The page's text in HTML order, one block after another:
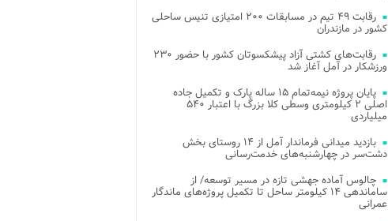
رقابت ۴۹ تیم در مسابقات ۲۰۰ امتیازی تنیس ساحلی
کشور در مازندران
رقابت‌های کشتی آزاد پیشکسوتان کشور با حضور ۲۳۰
ورزشکار در آمل آغاز شد
پایان پروژه نیمه‌تمام ۱۵ ساله پارک و تکمیل جاده
اصلی ۲ کیلومتری وسطی کلا بزرگ با اعتبار ۵۴۰
میلیاردی
بازدید میدانی فرماندار آمل از ۱۴ روستای بخش
دشت‌سر در چهارشنبه‌های خدمت‌رسانی
چالوس آماده جهشی تازه در مسیر توسعه/ از
ساماندهی ۱۴ کیلومتر ساحل تا تکمیل پروژه‌های ماندگار
عمرانی